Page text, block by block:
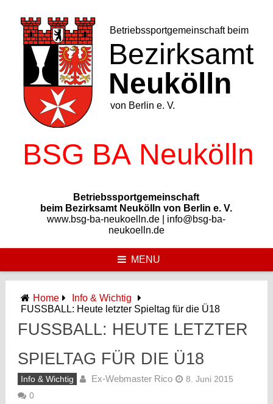
content
Betriebssportgemeinschaft
beim Bezirksamt Neukölln von Berlin e. V.
www.bsg-ba-neukoelln.de | info@bsg-ba-
neukoelln.de
MENU
Home
Info & Wichtig
FUSSBALL: Heute letzter Spieltag für die Ü18
FUSSBALL: HEUTE LETZTER
SPIELTAG FÜR DIE Ü18
Info & Wichtig Ex-Webmaster Rico
8. Juni 2015
0